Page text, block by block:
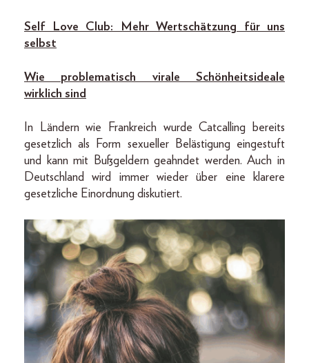
Self Love Club: Mehr Wertschätzung für uns
selbst
Wie problematisch virale Schönheitsideale
wirklich sind
In Ländern wie Frankreich wurde Catcalling bereits
gesetzlich als Form sexueller Belästigung eingestuft
und kann mit Bußgeldern geahndet werden. Auch in
Deutschland wird immer wieder über eine klarere
gesetzliche Einordnung diskutiert.